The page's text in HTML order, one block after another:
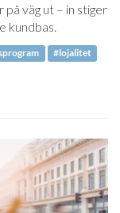
väg ut – in stiger
kundbas.
#lojalitet